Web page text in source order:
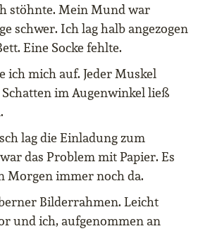
stöhnte. Mein Mund war
schwer. Ich lag halb angezogen
Eine Socke fehlte.
ich mich auf. Jeder Muskel
im Augenwinkel ließ
lag die Einladung zum
das Problem mit Papier. Es
Morgen immer noch da.
Bilderrahmen. Leicht
und ich, aufgenommen an